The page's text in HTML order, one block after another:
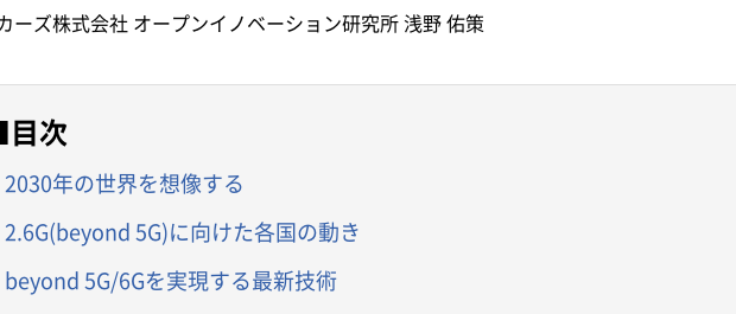
ーズ株式会社 オープンイノベーション研究所 浅野 佑策
目次
2030年の世界を想像する
2.6G(beyond 5G)に向けた各国の動き
beyond 5G/6Gを実現する最新技術